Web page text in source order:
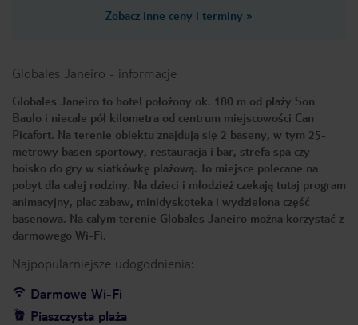
Zobacz inne ceny i terminy »
Globales Janeiro - informacje
Globales Janeiro to hotel położony ok. 180 m od plaży Son
Baulo i niecałe pół kilometra od centrum miejscowości Can
Picafort. Na terenie obiektu znajdują się 2 baseny, w tym 25-
metrowy basen sportowy, restauracja i bar, strefa spa czy
boisko do gry w siatkówkę plażową. To miejsce polecane na
pobyt dla całej rodziny. Na dzieci i młodzież czekają tutaj program
animacyjny, plac zabaw, minidyskoteka i wydzielona część
basenowa. Na całym terenie Globales Janeiro można korzystać z
darmowego Wi-Fi.
Najpopularniejsze udogodnienia:
Darmowe Wi-Fi
Piaszczysta plaża